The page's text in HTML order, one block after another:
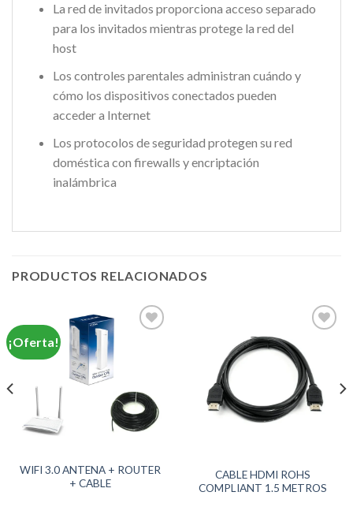
La red de invitados proporciona acceso separado
para los invitados mientras protege la red del
host
Los controles parentales administran cuándo y
cómo los dispositivos conectados pueden
acceder a Internet
Los protocolos de seguridad protegen su red
doméstica con firewalls y encriptación
inalámbrica
PRODUCTOS RELACIONADOS
¡Oferta!
WIFI 3.0 ANTENA + ROUTER
+ CABLE
Favoritos
CABLE HDMI ROHS
COMPLIANT 1.5 METROS